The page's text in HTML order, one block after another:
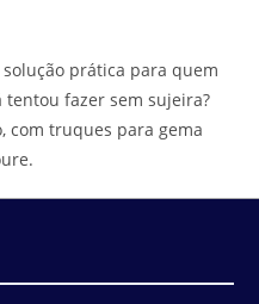
solução prática para quem
fazer sem sujeira?
com truques para gema